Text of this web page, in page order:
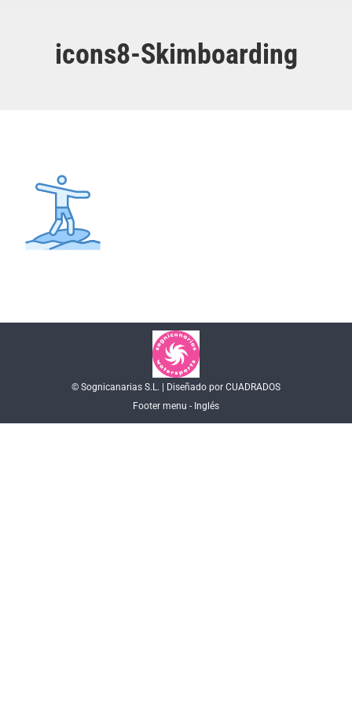
icons8-Skimboarding
© Sognicanarias S.L. | Diseñado por CUADRADOS
Footer menu - Inglés